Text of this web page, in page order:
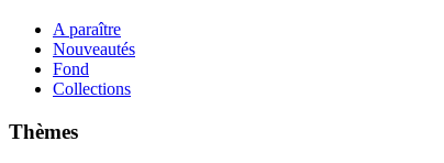
A paraître
Nouveautés
Fond
Collections
Thèmes